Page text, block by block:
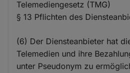
Telemediengesetz (TMG)
§ 13 Pflichten des
(6) Der Diensteanbieter hat
Telemedien und ihre
unter Pseudonym zu